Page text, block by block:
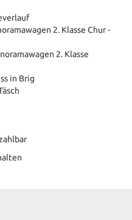
wagen 2. Klasse Chur -
2. Klasse
in Brig